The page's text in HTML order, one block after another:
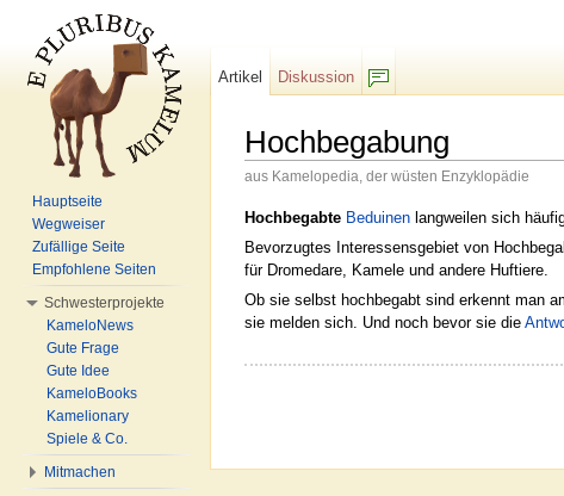
Hochbegabung
aus Kamelopedia, der wüsten Enzyklopädie
Hochbegabte Beduinen langweilen sich
Bevorzugtes Interessensgebiet von
für Dromedare, Kamele und andere Huftiere.
Ob sie selbst hochbegabt sind erkennt man
sie melden sich. Und noch bevor sie die
Artikel
Diskussion
Hauptseite
Wegweiser
Zufällige Seite
Empfohlene Seiten
Schwesterprojekte
KameloNews
Gute Frage
Gute Idee
KameloBooks
Kamelionary
Spiele & Co.
Mitmachen